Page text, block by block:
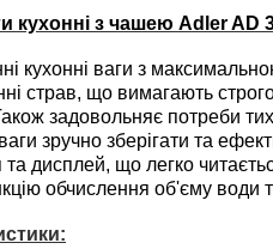
кухонні з чашею Adler AD
кухонні ваги з
страв, що вимагають
Також задовольняє потреби
зручно зберігати та
дисплей, що легко
обчислення об'єму води